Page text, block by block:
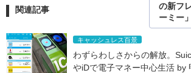
の新フ
ーミー
ル」を
関連記事
キャッシュレス百景
わずらわしさからの解放。
やiDで電子マネー中心生活 by